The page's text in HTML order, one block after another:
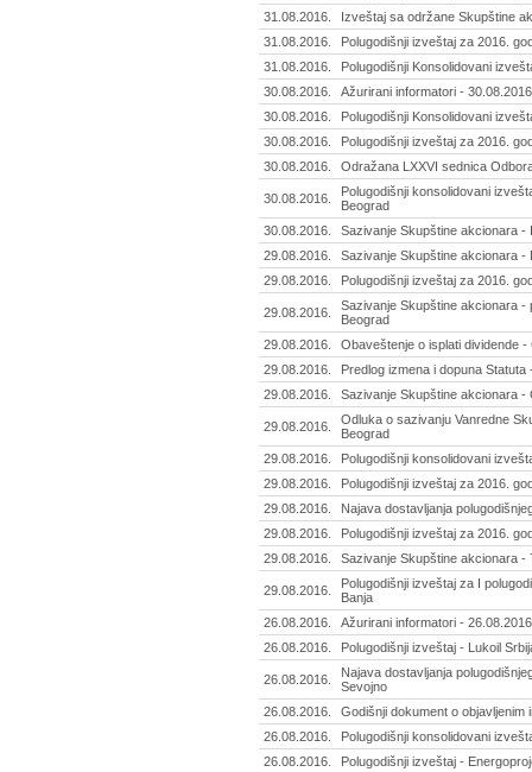
31.08.2016.
Izveštaj sa održane Skupštine
31.08.2016.
Polugodišnji izveštaj za 2016.
31.08.2016.
Polugodišnji Konsolidovani
30.08.2016.
Ažurirani informatori - 30.08.2016
30.08.2016.
Polugodišnji Konsolidovani
30.08.2016.
Polugodišnji izveštaj za 2016.
30.08.2016.
Odražana LXXVI sednica
30.08.2016.
Polugodišnji konsolidovani
Beograd
30.08.2016.
Sazivanje Skupštine akcionara -
29.08.2016.
Sazivanje Skupštine akcionara -
29.08.2016.
Polugodišnji izveštaj za 2016.
29.08.2016.
Sazivanje Skupštine akcionara -
Beograd
29.08.2016.
Obaveštenje o isplati dividende
29.08.2016.
Predlog izmena i dopuna
29.08.2016.
Sazivanje Skupštine akcionara -
29.08.2016.
Odluka o sazivanju Vanredne
Beograd
29.08.2016.
Polugodišnji konsolidovani
29.08.2016.
Polugodišnji izveštaj za 2016.
29.08.2016.
Najava dostavljanja
29.08.2016.
Polugodišnji izveštaj za 2016.
29.08.2016.
Sazivanje Skupštine akcionara -
29.08.2016.
Polugodišnji izveštaj za I
Banja
26.08.2016.
Ažurirani informatori - 26.08.2016
26.08.2016.
Polugodišnji izveštaj - Lukoil
26.08.2016.
Najava dostavljanja
Sevojno
26.08.2016.
Godišnji dokument o objavljenim
26.08.2016.
Polugodišnji konsolidovani
26.08.2016.
Polugodišnji izveštaj -